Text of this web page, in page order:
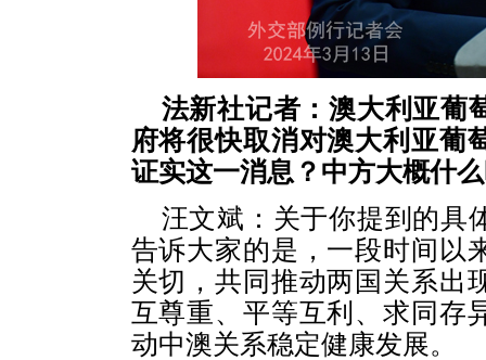
法新社记者：澳大利亚葡
府将很快取消对澳大利亚葡
证实这一消息？中方大概什
汪文斌：关于你提到的具
告诉大家的是，一段时间以
关切，共同推动两国关系出
互尊重、平等互利、求同存
动中澳关系稳定健康发展。